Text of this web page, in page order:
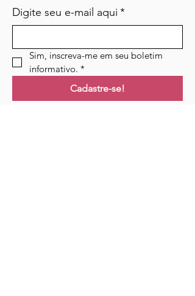
Digite seu e-mail aqui *
Sim, inscreva-me em seu boletim
informativo. *
Cadastre-se!